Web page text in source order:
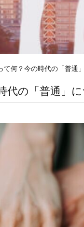
て何？今の時代の「普通
代の「普通」